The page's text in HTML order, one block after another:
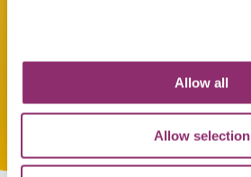
Allow all
Allow selection